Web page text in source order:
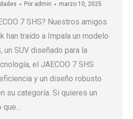
Por admin marzo 10, 2025
7 SHS? Nuestros amigos
han traído a Impala un modelo
un SUV diseñado para la
el JAECOO 7 SHS
y un diseño robusto
su categoría. Si quieres un
que…